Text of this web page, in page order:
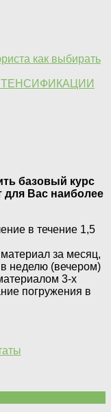
как выбирать
базовый курс
для Вас наиболее
в течение 1,5
за месяц,
неделю (вечером)
3-х
погружения в